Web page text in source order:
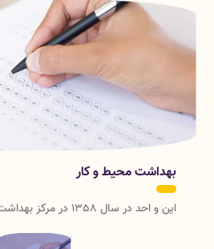
01 مرداد 1403
نکات تغذیه ای در پیشگیری از گرمازدگی/
در تابستان بیشتر کنید رییس گروه بهبود
دانشگاه علوم پزشکی لرستان گفت: رعایت
مصرف بیشتر میوه‌ها و سبزیجات در
آبی بدن ضروری است.
28 اسفند 1402
لیست مراکز بهداشتی فعال تحت پوشش
آباددر ایام تعطیلات نوروزی
توصیه هایی برای چهارشنبه سوری ایمن و شاد
01 اسفند 1402
اطلاعیه استخدام بهورزدر خانه بهداشت
بهداشت محیط و کار
این و احد در سال 1358 در مرکز بهداشت شهرستان خرم اباد